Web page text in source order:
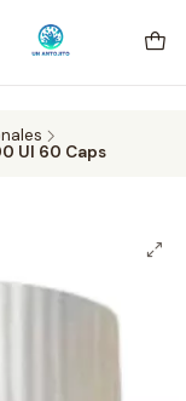
GRATIS mismo
desde CLP 39.900.
14 hrs.
UI 60 Caps